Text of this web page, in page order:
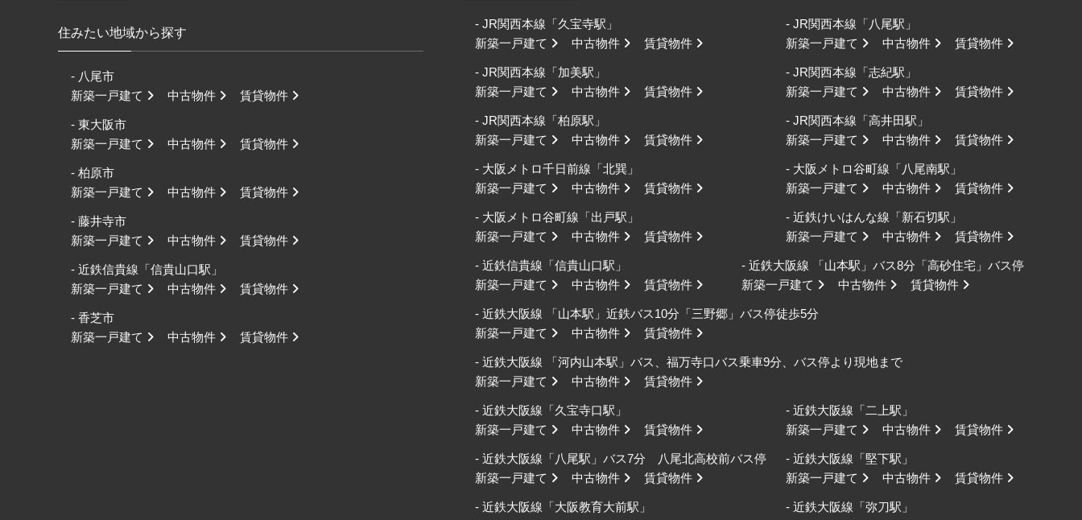
住みたい地域から探す
- 八尾市
新築一戸建て
中古物件 賃貸物件
- 東大阪市
新築一戸建て
中古物件 賃貸物件
- 柏原市
新築一戸建て
中古物件 賃貸物件
- 藤井寺市
新築一戸建て
中古物件 賃貸物件
- 近鉄信貴線「信貴山口駅」
新築一戸建て
中古物件 賃貸物件
- 香芝市
新築一戸建て
中古物件 賃貸物件
- JR関西本線「久宝寺駅」
新築一戸建て
中古物件 賃貸物件
- JR関西本線「八尾駅」
新築一戸建て
中古物件 賃貸物件
- JR関西本線「加美駅」
新築一戸建て
中古物件 賃貸物件
- JR関西本線「志紀駅」
新築一戸建て
中古物件 賃貸物件
- JR関西本線「柏原駅」
新築一戸建て
中古物件 賃貸物件
- JR関西本線「高井田駅」
新築一戸建て
中古物件 賃貸物件
- 大阪メトロ千日前線「北巽」
新築一戸建て
中古物件 賃貸物件
- 大阪メトロ谷町線「八尾南駅」
新築一戸建て
中古物件 賃貸物件
- 大阪メトロ谷町線「出戸駅」
新築一戸建て
中古物件 賃貸物件
- 近鉄けいはんな線「新石切駅」
新築一戸建て
中古物件 賃貸物件
- 近鉄信貴線「信貴山口駅」
新築一戸建て
中古物件 賃貸物件
- 近鉄大阪線 「山本駅」バス8分「高砂住宅」バス停
新築一戸建て
中古物件 賃貸物件
- 近鉄大阪線 「山本駅」近鉄バス10分「三野郷」バス停徒歩5分
新築一戸建て
中古物件 賃貸物件
- 近鉄大阪線 「河内山本駅」バス、福万寺口バス乗車9分、バス停より現地まで
新築一戸建て
中古物件 賃貸物件
- 近鉄大阪線「久宝寺口駅」
新築一戸建て
中古物件 賃貸物件
- 近鉄大阪線「二上駅」
新築一戸建て
中古物件 賃貸物件
- 近鉄大阪線「八尾駅」バス7分 八尾北高校前バス停
新築一戸建て
中古物件 賃貸物件
- 近鉄大阪線「堅下駅」
新築一戸建て
中古物件 賃貸物件
- 近鉄大阪線「大阪教育大前駅」
- 近鉄大阪線「弥刀駅」